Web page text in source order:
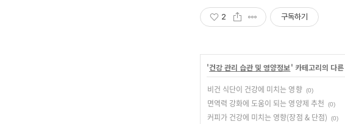
2 구독하기
'건강 관리 습관 및 영양정보' 카테고리의 다
비건 식단이 건강에 미치는 영향 (0)
면역력 강화에 도움이 되는 영양제 추천 (0)
커피가 건강에 미치는 영향(장점 & 단점) (0)